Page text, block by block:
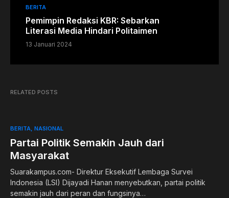
BERITA
Pemimpin Redaksi KBR: Sebarkan
Literasi Media Hindari Politaimen
13 Januari 2024
RELATED POSTS
BERITA NASIONAL
Partai Politik Semakin Jauh dari
Masyarakat
Suarakampus.com- Direktur Eksekutif Lembaga Survei
Indonesia (LSI) Dijayadi Hanan menyebutkan, partai politik
semakin jauh dari peran dan fungsinya…